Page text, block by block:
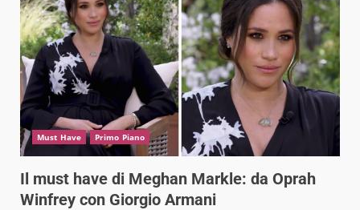
Must Have Primo Piano
Il must have di Meghan Markle: da Oprah
Winfrey con Giorgio Armani